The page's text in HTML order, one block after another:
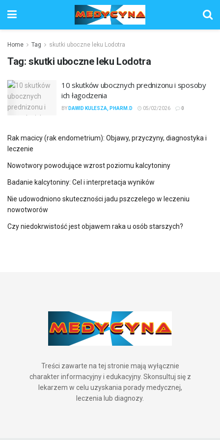
Home Tag skutki uboczne leku Lodotra
Tag: skutki uboczne leku Lodotra
10 skutków ubocznych prednizonu i sposoby
ich łagodzenia
BY DAWID KULESZA, PHARM.D 05/02/2026 0
Rak macicy (rak endometrium): Objawy, przyczyny, diagnostyka i
leczenie
Nowotwory powodujące wzrost poziomu kalcytoniny
Badanie kalcytoniny: Cel i interpretacja wyników
Nie udowodniono skuteczności jadu pszczelego w leczeniu
nowotworów
Czy niedokrwistość jest objawem raka u osób starszych?
Treści zawarte na tej stronie mają wyłącznie
charakter informacyjny i edukacyjny. Skonsultuj się z
lekarzem w celu uzyskania porady medycznej,
leczenia lub diagnozy.